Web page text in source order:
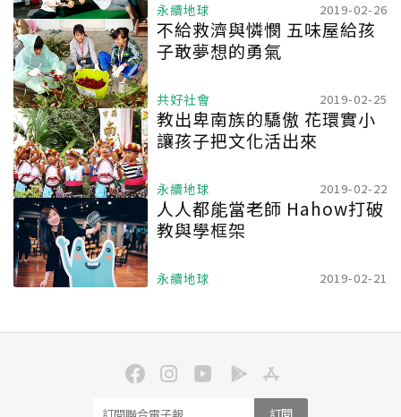
永續地球 2019-02-26
不給救濟與憐憫 五味屋給孩
子敢夢想的勇氣
共好社會 2019-02-25
教出卑南族的驕傲 花環實小
讓孩子把文化活出來
永續地球 2019-02-22
人人都能當老師 Hahow打破
教與學框架
永續地球 2019-02-21